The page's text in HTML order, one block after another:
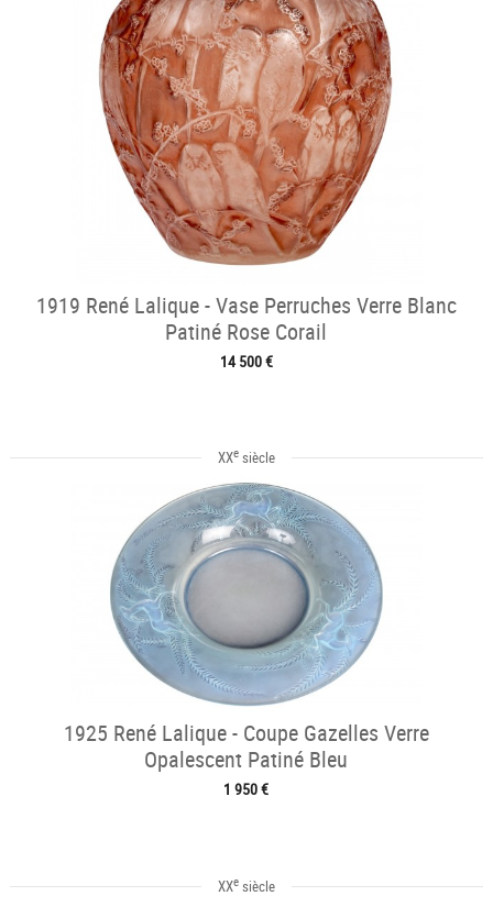
1919 René Lalique - Vase Perruches Verre Blanc
Patiné Rose Corail
14 500 €
XXesiècle
1925 René Lalique - Coupe Gazelles Verre
Opalescent Patiné Bleu
1 950 €
XXesiècle